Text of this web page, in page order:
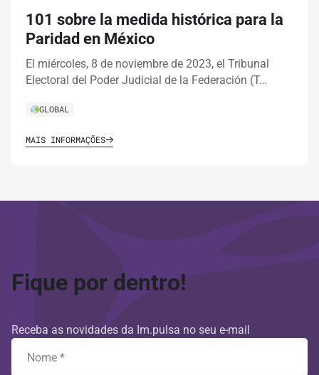
101 sobre la medida histórica para la
Paridad en México
El miércoles, 8 de noviembre de 2023, el Tribunal
Electoral del Poder Judicial de la Federación (T…
GLOBAL
MAIS INFORMAÇÕES
Fique por dentro!
Receba as novidades da Im.pulsa no seu e-mail